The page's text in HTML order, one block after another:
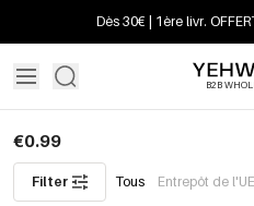
Dès 30€ | 1ère livr.
B2B
€0.99
Filter Tous Entrepôt de